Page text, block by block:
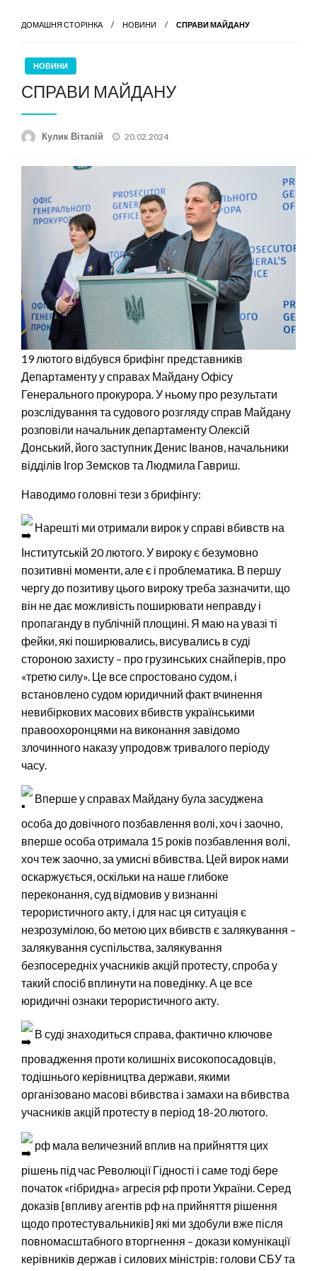
ДОМАШНЯ СТОРІНКА НОВИНИ СПРАВИ МАЙДАНУ
НОВИНИ
СПРАВИ МАЙДАНУ
Кулик Віталій Опубліковано
20.02.2024
19 лютого відбувся брифінг представників
Департаменту у справах Майдану Офісу
Генерального прокурора. У ньому про результати
розслідування та судового розгляду справ Майдану
розповіли начальник департаменту Олексій
Донський, його заступник Денис Іванов, начальники
відділів Ігор Земсков та Людмила Гавриш.
Наводимо головні тези з брифінгу:
Нарешті ми отримали вирок у справі вбивств на
Інститутській 20 лютого. У вироку є безумовно
позитивні моменти, але є і проблематика. В першу
чергу до позитиву цього вироку треба зазначити, що
він не дає можливість поширювати неправду і
пропаганду в публічній площині. Я маю на увазі ті
фейки, які поширювались, висувались в суді
стороною захисту – про грузинських снайперів, про
«третю силу». Це все спростовано судом, і
встановлено судом юридичний факт вчинення
невибіркових масових вбивств українськими
правоохоронцями на виконання завідомо
злочинного наказу упродовж тривалого періоду
часу.
Вперше у справах Майдану була засуджена
особа до довічного позбавлення волі, хоч і заочно,
вперше особа отримала 15 років позбавлення волі,
хоч теж заочно, за умисні вбивства. Цей вирок нами
оскаржується, оскільки на наше глибоке
переконання, суд відмовив у визнанні
терористичного акту, і для нас ця ситуація є
незрозумілою, бо метою цих вбивств є залякування –
залякування суспільства, залякування
безпосередніх учасників акцій протесту, спроба у
такий спосіб вплинути на поведінку. А це все
юридичні ознаки терористичного акту.
В суді знаходиться справа, фактично ключове
провадження проти колишніх високопосадовців,
тодішнього керівництва держави, якими
організовано масові вбивства і замахи на вбивства
учасників акцій протесту в період 18-20 лютого.
рф мала величезний вплив на прийняття цих
рішень під час Революції Гідності і саме тоді бере
початок «гібридна» агресія рф проти України. Серед
доказів [впливу агентів рф на прийняття рішення
щодо протестувальників] які ми здобули вже після
повномасштабного вторгнення – докази комунікації
керівників держав і силових міністрів: голови СБУ та